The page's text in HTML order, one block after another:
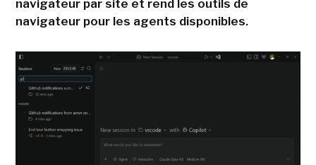
navigateur par site et rend les outils de
navigateur pour les agents disponibles.